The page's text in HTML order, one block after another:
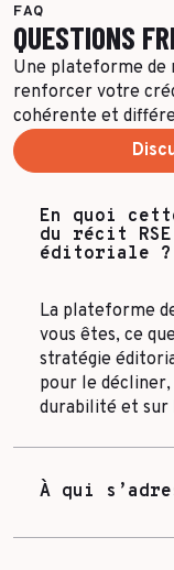
FAQ
QUESTIONS
Une plateforme de
renforcer votre
cohérente et
En quoi
du récit
éditoriale ?
La plateforme
vous êtes, ce
stratégie
pour le
durabilité et sur
À qui